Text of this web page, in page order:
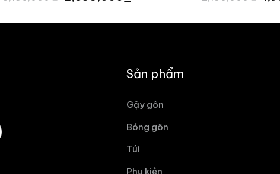
gốc
3,150,000 ₫. là:
Sản phẩm
Gậy gôn
Bóng gôn
Túi
Phụ kiện